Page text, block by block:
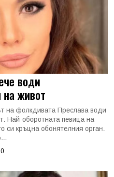
води
на живот
на фолкдивата Преслава води
Най-оборотната певица на
си кръцна обонятелния орган.
0